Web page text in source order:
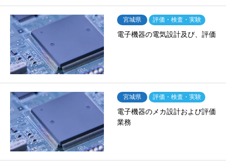
宮城県 評価・検査・実験
電子機器の電気設計及び、評価
宮城県 評価・検査・実験
電子機器のメカ設計および評価
業務